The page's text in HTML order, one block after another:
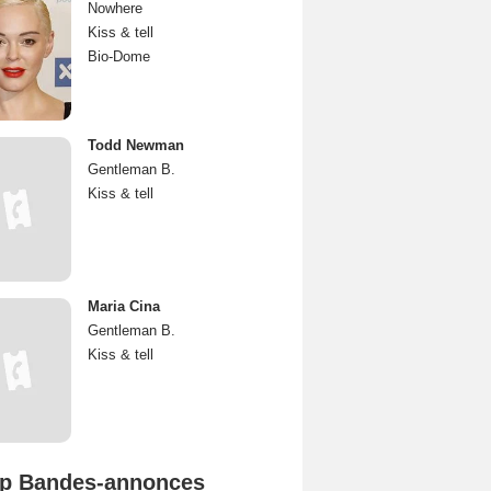
Nowhere
Kiss & tell
Bio-Dome
Todd Newman
Gentleman B.
Kiss & tell
Maria Cina
Gentleman B.
Kiss & tell
Bandes-annonces